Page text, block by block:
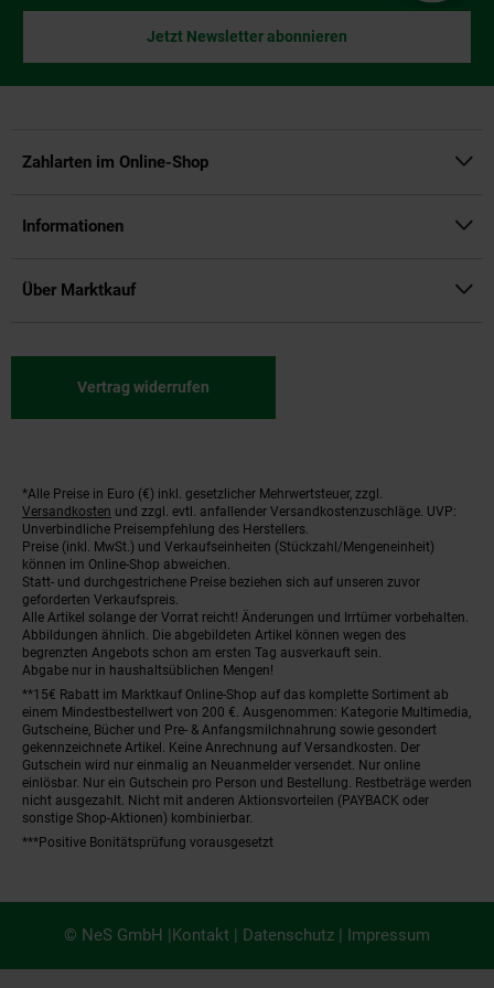
Jetzt Newsletter abonnieren
Zahlarten im Online-Shop
Informationen
Über Marktkauf
Vertrag widerrufen
Fußnoten
*Alle Preise in Euro (€) inkl. gesetzlicher Mehrwertsteuer, zzgl.
Versandkosten und zzgl. evtl. anfallender Versandkostenzuschläge. UVP:
Unverbindliche Preisempfehlung des Herstellers.
Preise (inkl. MwSt.) und Verkaufseinheiten (Stückzahl/Mengeneinheit)
können im Online-Shop abweichen.
Statt- und durchgestrichene Preise beziehen sich auf unseren zuvor
geforderten Verkaufspreis.
Alle Artikel solange der Vorrat reicht! Änderungen und Irrtümer vorbehalten.
Abbildungen ähnlich. Die abgebildeten Artikel können wegen des
begrenzten Angebots schon am ersten Tag ausverkauft sein.
Abgabe nur in haushaltsüblichen Mengen!
**15€ Rabatt im Marktkauf Online-Shop auf das komplette Sortiment ab
einem Mindestbestellwert von 200 €. Ausgenommen: Kategorie Multimedia,
Gutscheine, Bücher und Pre- & Anfangsmilchnahrung sowie gesondert
gekennzeichnete Artikel. Keine Anrechnung auf Versandkosten. Der
Gutschein wird nur einmalig an Neuanmelder versendet. Nur online
einlösbar. Nur ein Gutschein pro Person und Bestellung. Restbeträge werden
nicht ausgezahlt. Nicht mit anderen Aktionsvorteilen (PAYBACK oder
sonstige Shop-Aktionen) kombinierbar.
***Positive Bonitätsprüfung vorausgesetzt
© NeS GmbH |Kontakt | Datenschutz | Impressum